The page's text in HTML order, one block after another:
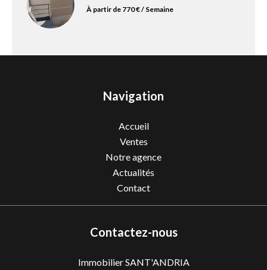
À partir de 770 € / Semaine
Navigation
Accueil
Ventes
Notre agence
Actualités
Contact
Contactez-nous
Immobilier SANT'ANDRIA